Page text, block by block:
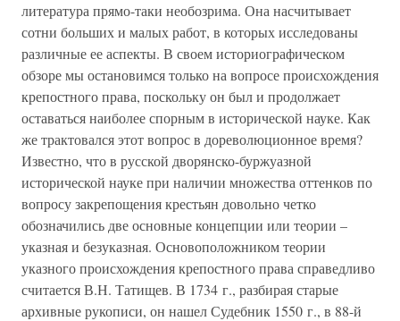
литература прямо-таки необозрима. Она насчитывает
сотни больших и малых работ, в которых исследованы
различные ее аспекты. В своем историографическом
обзоре мы остановимся только на вопросе происхождения
крепостного права, поскольку он был и продолжает
оставаться наиболее спорным в исторической науке. Как
же трактовался этот вопрос в дореволюционное время?
Известно, что в русской дворянско-буржуазной
исторической науке при наличии множества оттенков по
вопросу закрепощения крестьян довольно четко
обозначились две основные концепции или теории –
указная и безуказная. Основоположником теории
указного происхождения крепостного права справедливо
считается В.Н. Татищев. В 1734 г., разбирая старые
архивные рукописи, он нашел Судебник 1550 г., в 88-й